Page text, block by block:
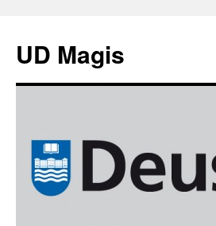
contenido
UD Magis